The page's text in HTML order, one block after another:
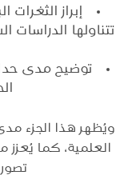
إبراز
تتناولها الدراسات
توضيح مدى
ويُظهر هذا الجزء
العلمية، كما